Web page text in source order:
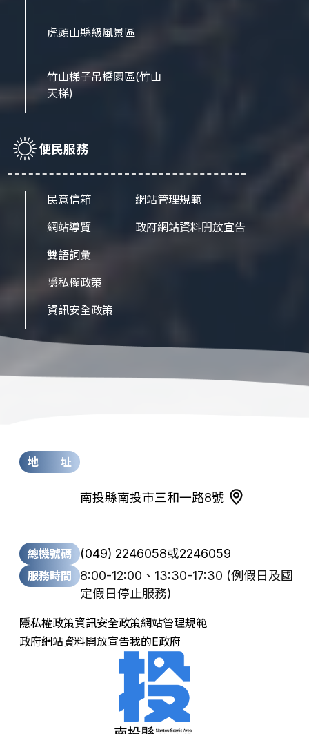
虎頭山縣級風景區
竹山梯子吊橋園區(竹山
天梯)
便民服務
民意信箱
網站導覽
雙語詞彙
隱私權政策
資訊安全政策
網站管理規範
政府網站資料開放宣告
地 址
南投縣南投市三和一路8號
總機號碼 (049) 2246058或2246059
服務時間 8:00-12:00、13:30-17:30 (例假日及國
定假日停止服務)
隱私權政策資訊安全政策網站管理規範
政府網站資料開放宣告我的E政府